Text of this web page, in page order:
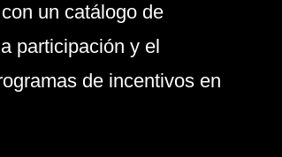
un catálogo de
participación y el
de incentivos en